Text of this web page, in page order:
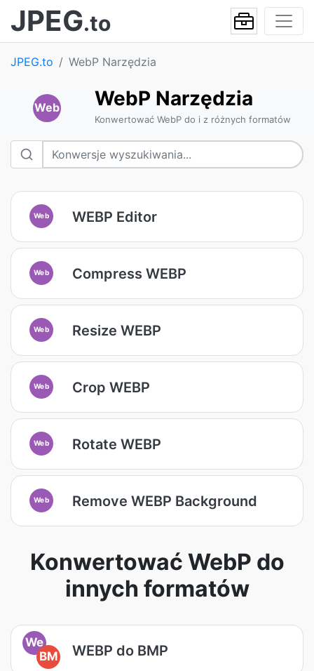
JPEG.to
JPEG.to WebP Narzędzia
Web WebP Narzędzia
Konwertować WebP do i z różnych formatów
Web WEBP Editor
Web Compress WEBP
Web Resize WEBP
Web Crop WEBP
Web Rotate WEBP
Web Remove WEBP Background
Konwertować WebP do
innych formatów
We
BM
WEBP do BMP